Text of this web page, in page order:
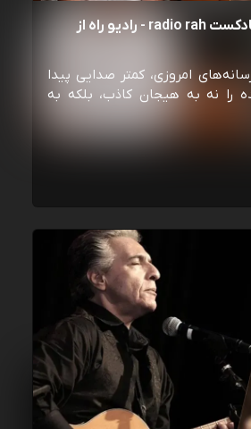
همه چیز درباره پادکست radio rah - رادیو راه از
امروزی، کمتر صدایی پیدا
را نه به هیجان کاذب، بلکه به